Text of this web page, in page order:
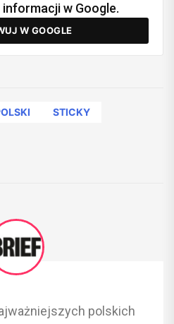
w Google.
W GOOGLE
STICKY
polskich